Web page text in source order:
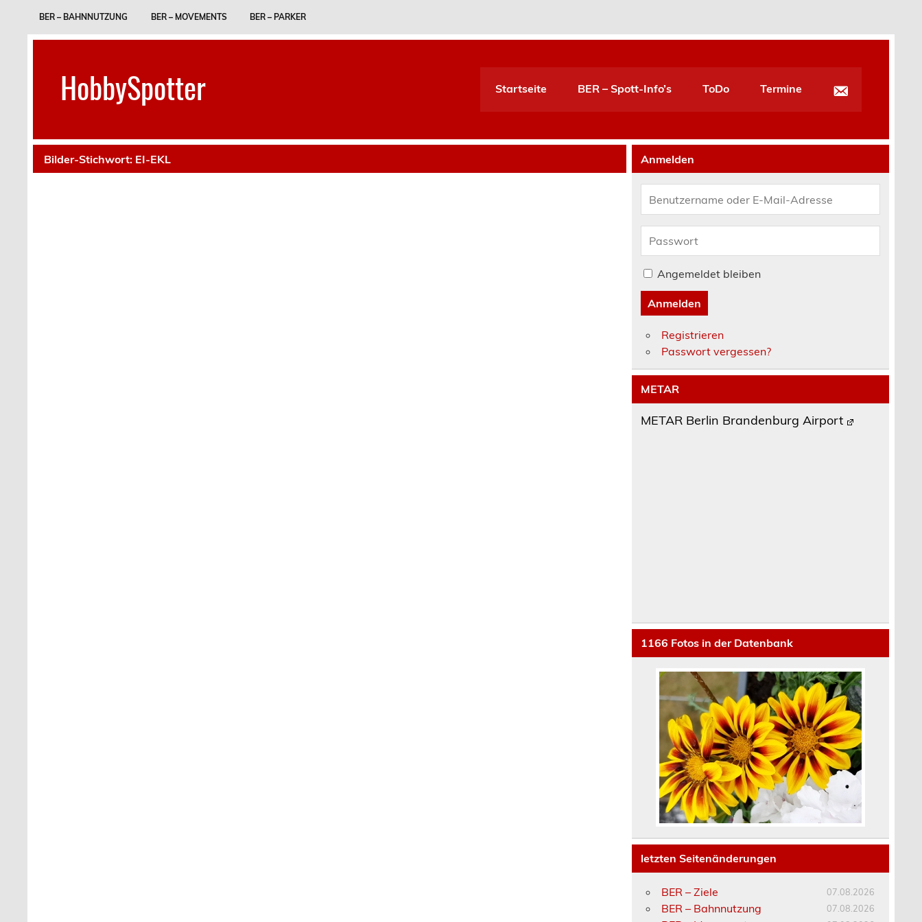
BER – BAHNNUTZUNG BER – MOVEMENTS BER – PARKER
HobbySpotter Startseite BER – Spott-Info’s ToDo Termine
Bilder-Stichwort: EI-EKL Anmelden
Angemeldet bleiben
Anmelden
Registrieren
Passwort vergessen?
METAR
METAR Berlin Brandenburg Airport
1166 Fotos in der Datenbank
letzten Seitenänderungen
BER – Ziele 07.08.2026
BER – Bahnnutzung 07.08.2026